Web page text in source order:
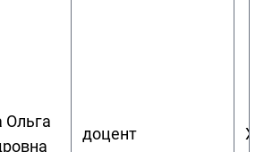
Ольга
доцент